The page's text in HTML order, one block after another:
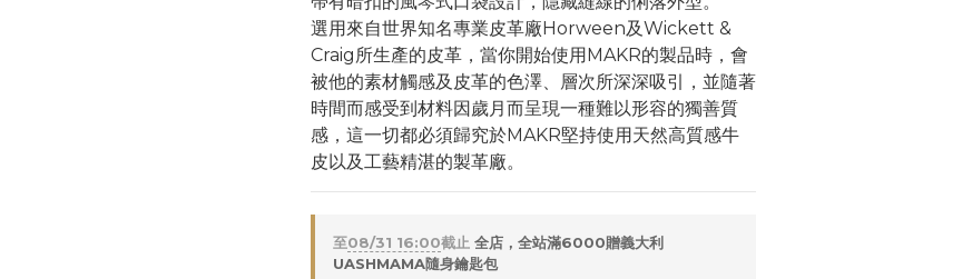
選用來自世界知名專業皮革廠Horween及Wickett &
Craig所生產的皮革，當你開始使用MAKR的製品時，會
被他的素材觸感及皮革的色澤、層次所深深吸引，並隨著
時間而感受到材料因歲月而呈現一種難以形容的獨善質
感，這一切都必須歸究於MAKR堅持使用天然高質感牛
皮以及工藝精湛的製革廠。
至08/31 16:00截止 全店，全站滿6000贈義大利
UASHMAMA隨身鑰匙包